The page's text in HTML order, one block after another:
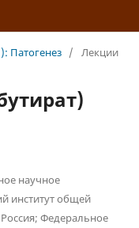
Патогенез / Лекции
научное
институт общей
Федеральное